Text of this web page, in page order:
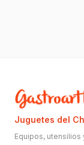
Juguetes del
Equipos,